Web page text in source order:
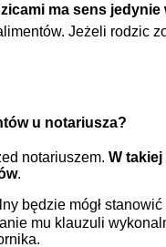
ma sens
Jeżeli rodzic
u notariusza?
notariuszem. W
.
będzie mógł
mu klauzuli